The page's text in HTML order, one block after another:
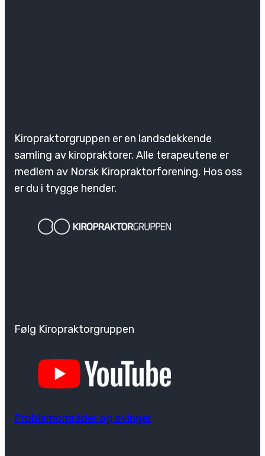
Kiropraktorgruppen er en landsdekkende
samling av kiropraktorer. Alle terapeutene er
medlem av Norsk Kiropraktorforening. Hos oss
er du i trygge hender.
Følg Kiropraktorgruppen
Problemområder og øvinger